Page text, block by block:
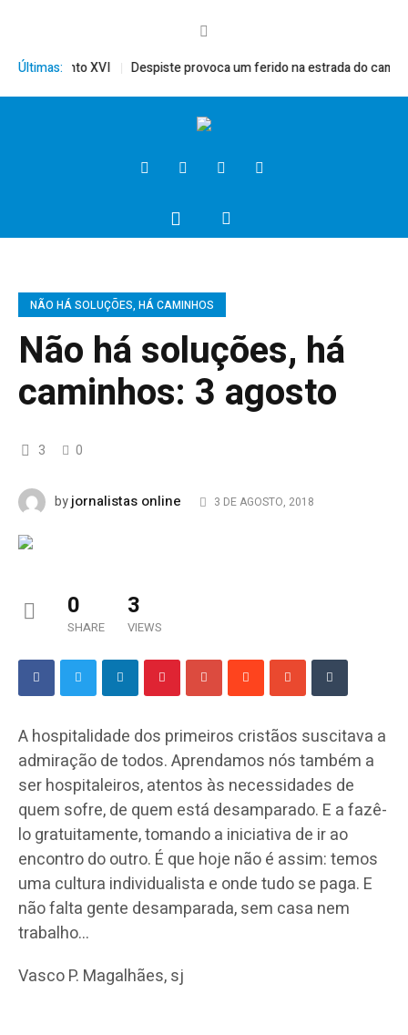
Últimas:
Bento XVI Despiste provoca um ferido na estrada do campo
NÃO HÁ SOLUÇÕES, HÁ CAMINHOS
Não há soluções, há
caminhos: 3 agosto
3 0
byjornalistas online 3 DE AGOSTO, 2018
0
SHARE
3
VIEWS
A hospitalidade dos primeiros cristãos suscitava a
admiração de todos. Aprendamos nós também a
ser hospitaleiros, atentos às necessidades de
quem sofre, de quem está desamparado. E a fazê-
lo gratuitamente, tomando a iniciativa de ir ao
encontro do outro. É que hoje não é assim: temos
uma cultura individualista e onde tudo se paga. E
não falta gente desamparada, sem casa nem
trabalho…
Vasco P. Magalhães, sj